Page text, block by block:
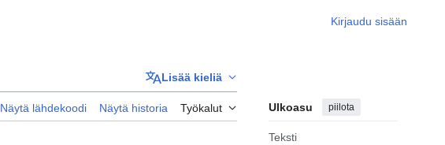
Kirjaudu sisään
Lisää kieliä
Näytä lähdekoodi Näytä historia Työkalut Ulkoasu piilota
Teksti